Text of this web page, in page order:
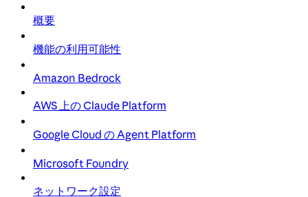
概要
機能の利用可能性
Amazon Bedrock
AWS 上の Claude Platform
Google Cloud の Agent Platform
Microsoft Foundry
ネットワーク設定